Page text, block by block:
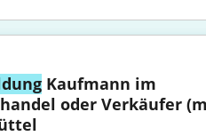
Kaufmann im
oder Verkäufer